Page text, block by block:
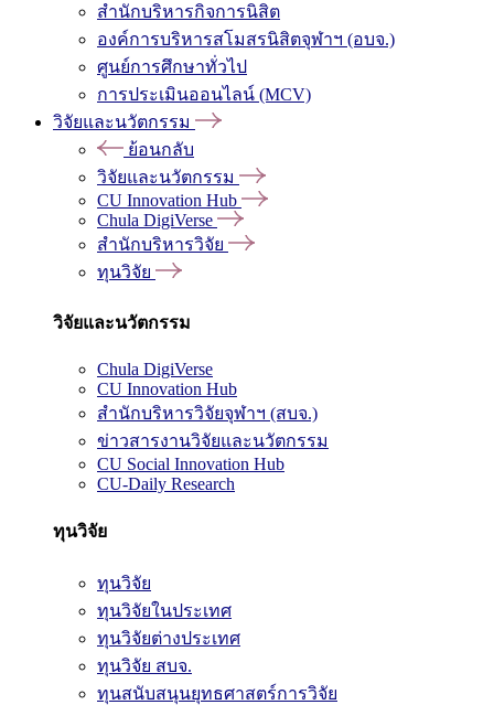
สำนักบริหารกิจการนิสิต
องค์การบริหารสโมสรนิสิตจุฬาฯ (อบจ.)
ศูนย์การศึกษาทั่วไป
การประเมินออนไลน์ (MCV)
วิจัยและนวัตกรรม
ย้อนกลับ
วิจัยและนวัตกรรม
CU Innovation Hub
Chula DigiVerse
สำนักบริหารวิจัย
ทุนวิจัย
วิจัยและนวัตกรรม
Chula DigiVerse
CU Innovation Hub
สำนักบริหารวิจัยจุฬาฯ (สบจ.)
ข่าวสารงานวิจัยและนวัตกรรม
CU Social Innovation Hub
CU-Daily Research
ทุนวิจัย
ทุนวิจัย
ทุนวิจัยในประเทศ
ทุนวิจัยต่างประเทศ
ทุนวิจัย สบจ.
ทุนสนับสนุนยุทธศาสตร์การวิจัย